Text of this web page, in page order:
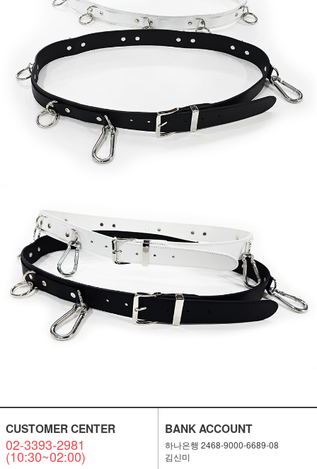
CUSTOMER CENTER
02-3393-2981
(10:30~02:00)
BANK ACCOUNT
하나은행 2468-9000-6689-08
김신미